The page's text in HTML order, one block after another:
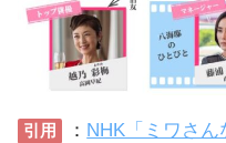
引用 ： NHK「ミワさん